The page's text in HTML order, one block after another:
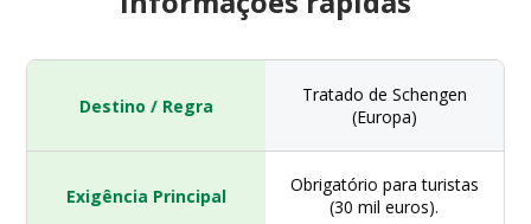
Destino / Regra
Tratado de Schengen
(Europa)
Exigência Principal
Obrigatório para turistas
(30 mil euros).